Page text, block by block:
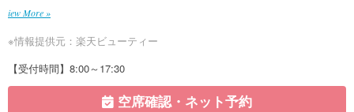
iew More »
※情報提供元：楽天ビューティー
【受付時間】8:00～17:30
空席確認・ネット予約